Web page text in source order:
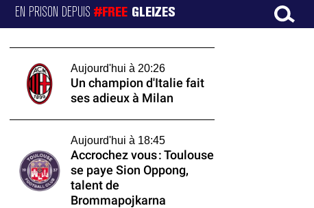
EN PRISON DEPUIS#FREE GLEIZES
Aujourd'hui à 20:26
Un champion d'Italie fait
ses adieux à Milan
Aujourd'hui à 18:45
Accrochez vous : Toulouse
se paye Sion Oppong,
talent de
Brommapojkarna